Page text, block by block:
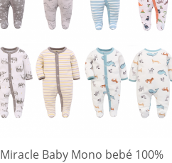
Miracle Baby Mono bebé 100%